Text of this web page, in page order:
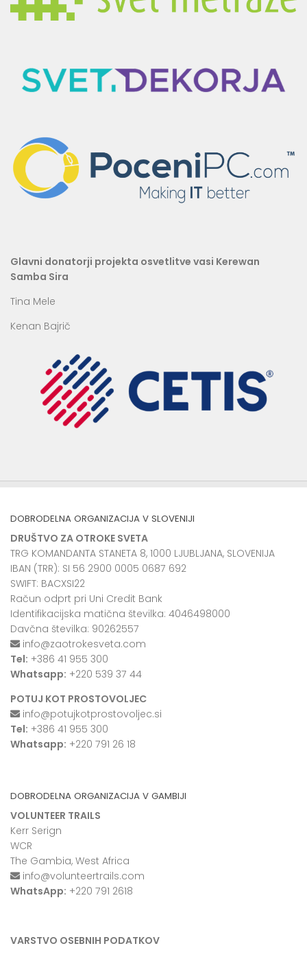
Glavni donatorji projekta osvetlitve vasi Kerewan
Samba Sira
Tina Mele
Kenan Bajrič
DOBRODELNA ORGANIZACIJA V SLOVENIJI
DRUŠTVO ZA OTROKE SVETA
TRG KOMANDANTA STANETA 8, 1000 LJUBLJANA, SLOVENIJA
IBAN (TRR): SI 56 2900 0005 0687 692
SWIFT: BACXSI22
Račun odprt pri Uni Credit Bank
Identifikacijska matična številka: 4046498000
Davčna številka: 90262557
info@zaotrokesveta.com
Tel: +386 41 955 300
Whatsapp: +220 539 37 44
POTUJ KOT PROSTOVOLJEC
info@potujkotprostovoljec.si
Tel: +386 41 955 300
Whatsapp: +220 791 26 18
DOBRODELNA ORGANIZACIJA V GAMBIJI
VOLUNTEER TRAILS
Kerr Serign
WCR
The Gambia, West Africa
info@volunteertrails.com
WhatsApp: +220 791 2618
VARSTVO OSEBNIH PODATKOV